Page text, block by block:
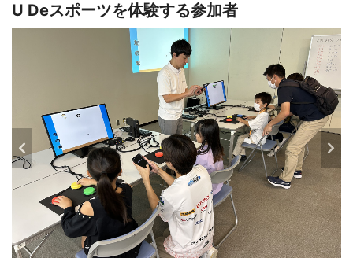
U Deスポーツを体験する参加者